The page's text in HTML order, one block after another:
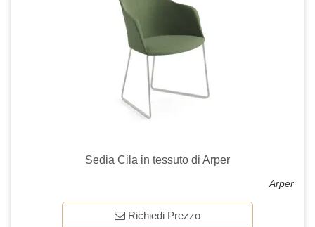
Sedia Cila in tessuto di Arper
Arper
Richiedi Prezzo